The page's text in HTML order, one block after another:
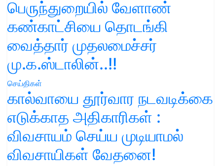
பெருந்துறையில் வேளாண்
கண்காட்சியை தொடங்கி
வைத்தார் முதலமைச்சர்
மு.க.ஸ்டாலின்..!!
செய்திகள்
கால்வாயை தூர்வார நடவடிக்கை
எடுக்காத அதிகாரிகள் :
விவசாயம் செய்ய முடியாமல்
விவசாயிகள் வேதனை!